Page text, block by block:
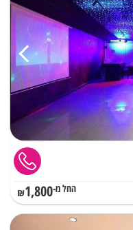
החל מ-₪1,800